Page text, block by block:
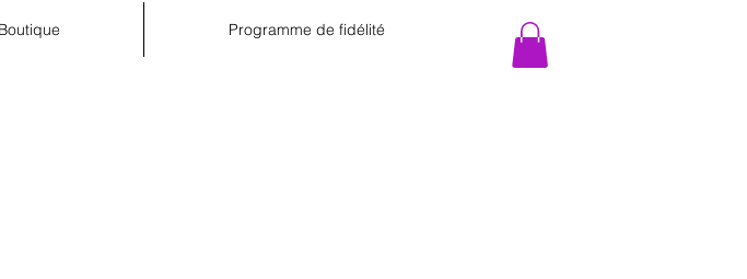
Boutique Programme de fidélité